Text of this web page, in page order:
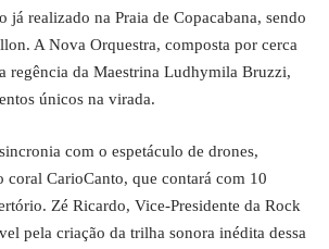
já realizado na Praia de Copacabana, sendo
A Nova Orquestra, composta por cerca
regência da Maestrina Ludhymila Bruzzi,
únicos na virada.
com o espetáculo de drones,
coral CarioCanto, que contará com 10
Zé Ricardo, Vice-Presidente da Rock
pela criação da trilha sonora inédita dessa